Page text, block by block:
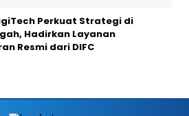
Perkuat Strategi di
Hadirkan Layanan
Resmi dari DIFC